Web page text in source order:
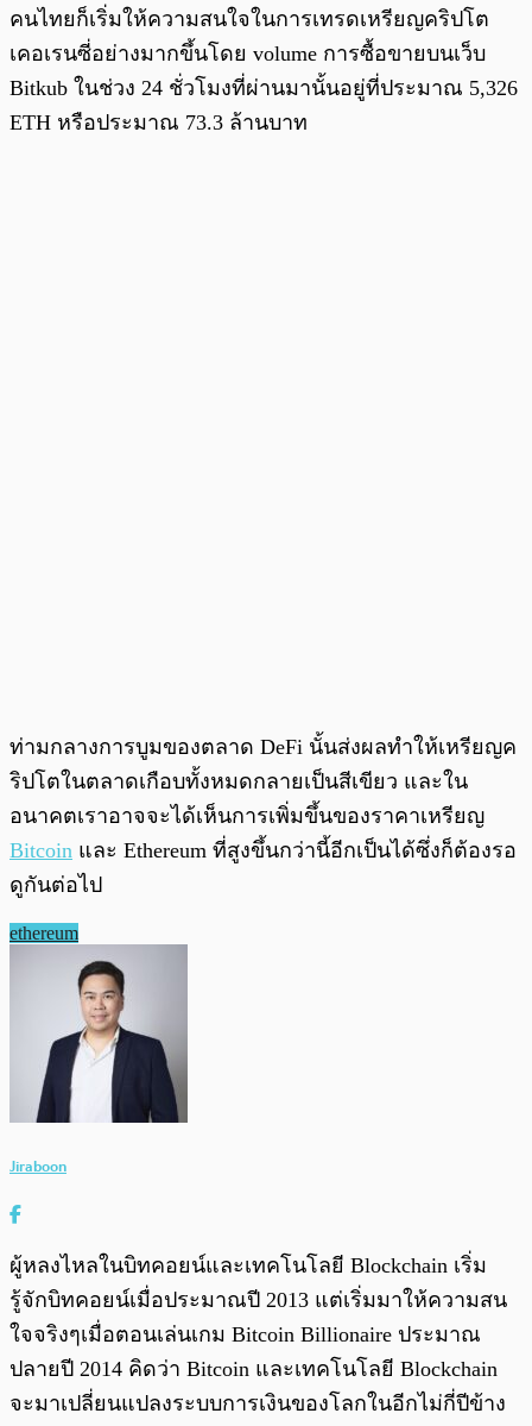
คนไทยก็เริ่มให้ความสนใจในการเทรดเหรียญคริปโต
เคอเรนซี่อย่างมากขึ้นโดย volume การซื้อขายบนเว็บ
Bitkub ในช่วง 24 ชั่วโมงที่ผ่านมานั้นอยู่ที่ประมาณ 5,326
ETH หรือประมาณ 73.3 ล้านบาท
ท่ามกลางการบูมของตลาด DeFi นั้นส่งผลทำให้เหรียญค
ริปโตในตลาดเกือบทั้งหมดกลายเป็นสีเขียว และใน
อนาคตเราอาจจะได้เห็นการเพิ่มขึ้นของราคาเหรียญ
Bitcoin และ Ethereum ที่สูงขึ้นกว่านี้อีกเป็นได้ซึ่งก็ต้องรอ
ดูกันต่อไป
ethereum
Jiraboon
ผู้หลงไหลในบิทคอยน์และเทคโนโลยี Blockchain เริ่ม
รู้จักบิทคอยน์เมื่อประมาณปี 2013 แต่เริ่มมาให้ความสน
ใจจริงๆเมื่อตอนเล่นเกม Bitcoin Billionaire ประมาณ
ปลายปี 2014 คิดว่า Bitcoin และเทคโนโลยี Blockchain
จะมาเปลี่ยนแปลงระบบการเงินของโลกในอีกไม่กี่ปีข้าง